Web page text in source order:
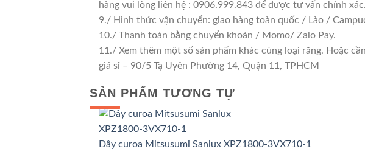
hàng vui lòng liên hệ : 0906.999.843 để được tư vấn chính xác.
9./ Hình thức vận chuyển: giao hàng toàn quốc / Lào /
10./ Thanh toán bằng chuyển khoản / Momo/ Zalo Pay.
11./ Xem thêm một số sản phẩm khác cùng loại răng. Hoặc
giá sỉ – 90/5 Tạ Uyên Phường 14, Quận 11, TPHCM
SẢN PHẨM TƯƠNG TỰ
GIÁ SỈ
GIÁ TỐT
Dây curoa Mitsusumi Sanlux XPZ1800-3VX710-1